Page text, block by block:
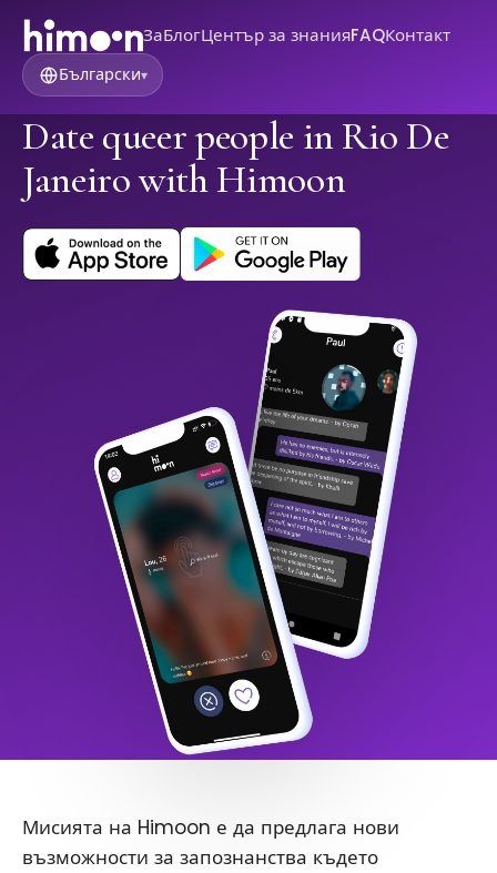
ЗаБлогЦентър за знанияFAQКонтакт
Български▾
Date queer people in Rio De
Janeiro with Himoon
Мисията на Himoon е да предлага нови
възможности за запознанства където